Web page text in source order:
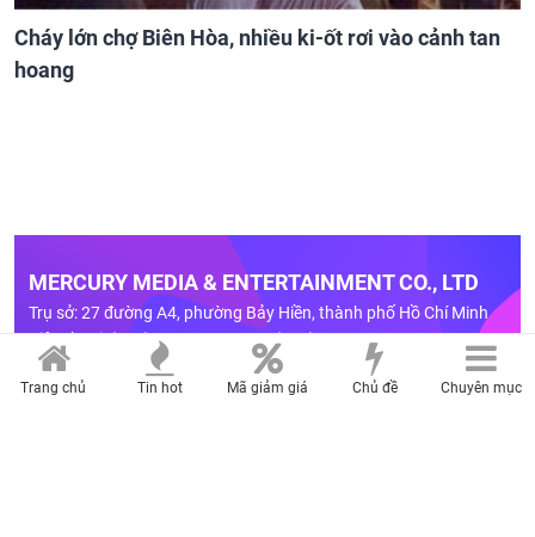
Cháy lớn chợ Biên Hòa, nhiều ki-ốt rơi vào cảnh tan
hoang
MERCURY MEDIA & ENTERTAINMENT CO., LTD
Trụ sở: 27 đường A4, phường Bảy Hiền, thành phố Hồ Chí Minh
Điện thoại: (028)-2236.9999 Fax: (028)-6268.0458
Chịu trách nhiệm nội dung: Đào Trọng Nhân
Trang chủ Tin hot Mã giảm giá Chủ đề Chuyên mục